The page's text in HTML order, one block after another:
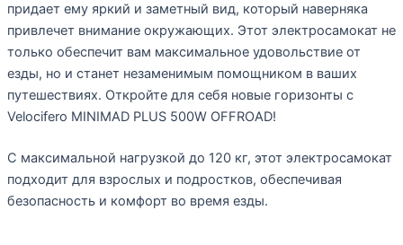
придает ему яркий и заметный вид, который наверняка
привлечет внимание окружающих. Этот электросамокат не
только обеспечит вам максимальное удовольствие от
езды, но и станет незаменимым помощником в ваших
путешествиях. Откройте для себя новые горизонты с
Velocifero MINIMAD PLUS 500W OFFROAD!
С максимальной нагрузкой до 120 кг, этот электросамокат
подходит для взрослых и подростков, обеспечивая
безопасность и комфорт во время езды.